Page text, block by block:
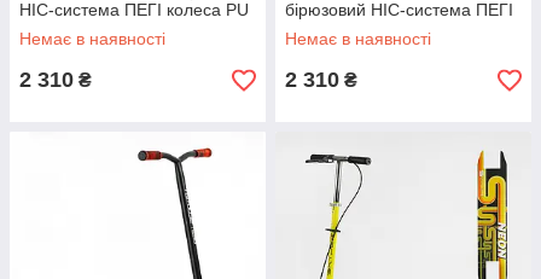
HIC-система ПЕГІ колеса PU
110мм ширина керма 52 см
Немає в наявності
2 310 ₴
бірюзовий HIC-система ПЕГІ
колеса PU 110мм ширина
керма 52 см
Немає в наявності
2 310 ₴